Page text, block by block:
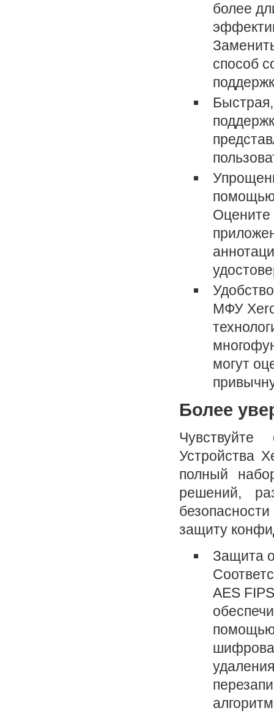
более
способ
помощью
Оцените
МФУ
могут
Более
Устройства
полный
решений,
защиту
Защита
AES